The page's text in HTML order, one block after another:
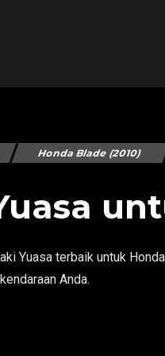
Honda Blade (2010)
Yuasa terbaik untuk
Anda.